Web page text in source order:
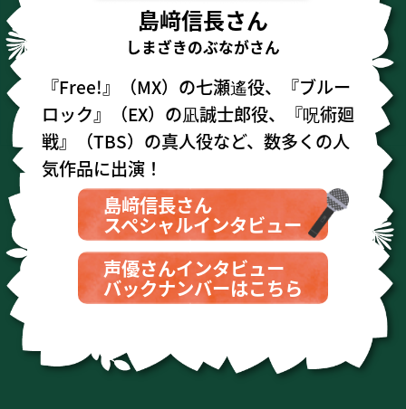
島﨑信長さん
しまざきのぶながさん
『Free!』（MX）の七瀬遙役、『ブルー
ロック』（EX）の凪誠士郎役、『呪術廻
戦』（TBS）の真人役など、数多くの人
気作品に出演！
島﨑信長さん
スペシャルインタビュー
声優さんインタビュー
バックナンバーはこちら